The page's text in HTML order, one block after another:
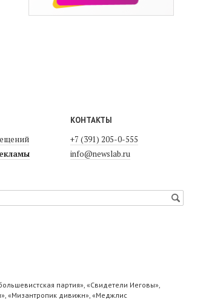
КОНТАКТЫ
+7 (391) 205-0-555
info@newslab.ru
партия», «Свидетели Иеговы»,
«Мизантропик дивижн», «Меджлис